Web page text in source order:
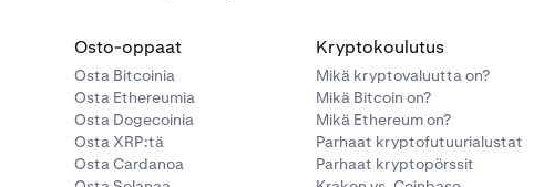
Osto-oppaat
Osta Bitcoinia
Osta Ethereumia
Osta Dogecoinia
Osta XRP:tä
Osta Cardanoa
Kryptokoulutus
Mikä kryptovaluutta on?
Mikä Bitcoin on?
Mikä Ethereum on?
Parhaat kryptofutuurialustat
Parhaat kryptopörssit